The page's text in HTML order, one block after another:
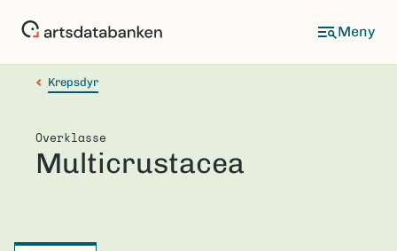
Krepsdyr
Overklasse
Multicrustacea